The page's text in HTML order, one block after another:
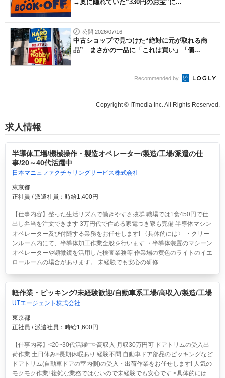
→奥に隠れていた“330円のお宝”に...
公開 2026/07/16
中古ショップで見つけた“絶対に元が取れる商
品” まさかの一品に「これは買い」「価...
Recommended by
Copyright © ITmedia Inc. All Rights Reserved.
求人情報
半導体工場/機械操作・製造オペレーター/製造/工場/派遣の仕
事/20～40代活躍中
日本マニュファクチャリングサービス株式会社
東京都
正社員 / 派遣社員：時給1,400円
【仕事内容】整った生活リズムで働きやすさ抜群 職場では1食450円で仕
出し弁当を注文できます 3万円代で住める家電つき寮も完備 半導体マシン
オペレーター及び付随する業務をお任せします! 〈具体的には〉 ・クリー
ンルーム内にて、半導体加工作業全般を行います ・半導体装置のマシーン
オペレーターや顕微鏡を活用した検査業務等 作業場の黄色のライトのイエ
ロールームの場合があります。 未経験でも安心の研修...
軽作業・ピッキング/未経験歓迎/自動車系工場/高収入/製造/工場
UTエージェント株式会社
東京都
正社員 / 派遣社員：時給1,600円
【仕事内容】<20~30代活躍中>高収入 月収30万円可 ドアトリムの受入出
荷作業 土日休み×長期休暇あり 経験不問 自動車ドア部品のピッキングなど
ドアトリム(自動車ドアの室内側)の受入・出荷作業をお任せします! 人気の
モクモク作業! 複雑な業務ではないので未経験でも安心です <具体的には…